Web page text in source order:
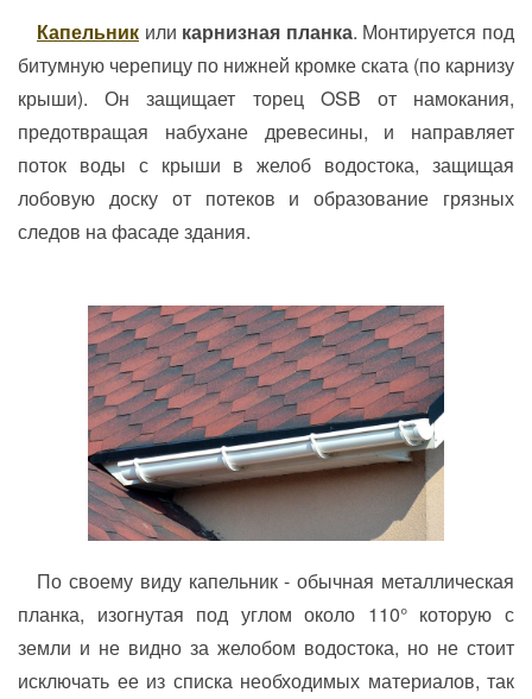
Капельник или карнизная планка. Монтируется под
битумную черепицу по нижней кромке ската (по карнизу
крыши). Он защищает торец OSB от намокания,
предотвращая набухане древесины, и направляет
поток воды с крыши в желоб водостока, защищая
лобовую доску от потеков и образование грязных
следов на фасаде здания.
По своему виду капельник - обычная металлическая
планка, изогнутая под углом около 110° которую с
земли и не видно за желобом водостока, но не стоит
исключать ее из списка необходимых материалов, так